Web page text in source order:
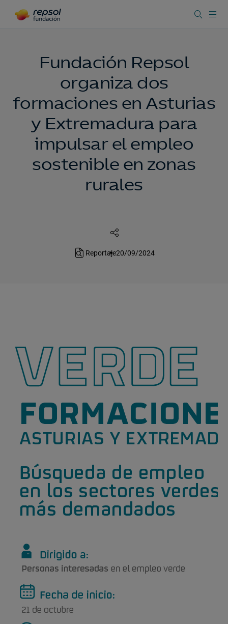
Fundación Repsol
organiza dos
formaciones en Asturias
y Extremadura para
impulsar el empleo
sostenible en zonas
rurales
Reportaje20/09/2024